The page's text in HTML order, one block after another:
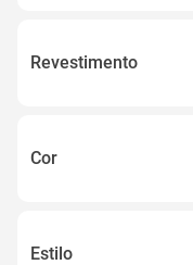
Revestimento
Cor
Estilo